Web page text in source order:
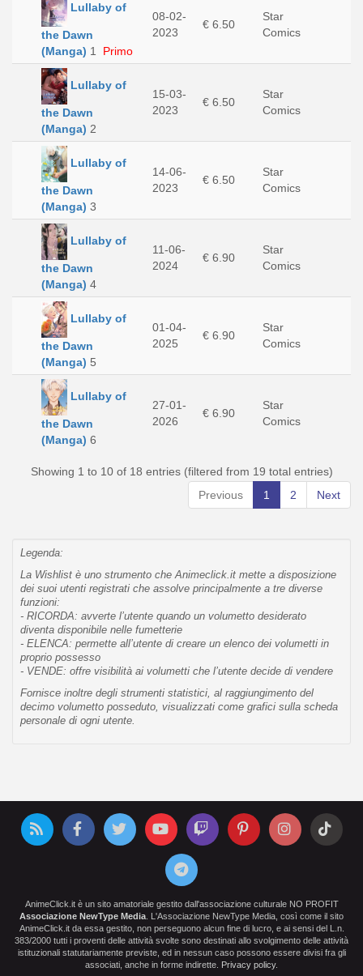
Lullaby of
the Dawn
(Manga) 1 Primo
08-02-
2023
€ 6.50
Star
Comics
Lullaby of
the Dawn
(Manga) 2
15-03-
2023
€ 6.50
Star
Comics
Lullaby of
the Dawn
(Manga) 3
14-06-
2023
€ 6.50
Star
Comics
Lullaby of
the Dawn
(Manga) 4
11-06-
2024
€ 6.90
Star
Comics
Lullaby of
the Dawn
(Manga) 5
01-04-
2025
€ 6.90
Star
Comics
Lullaby of
the Dawn
(Manga) 6
27-01-
2026
€ 6.90
Star
Comics
Showing 1 to 10 of 18 entries (filtered from 19 total entries)
Previous
1 2 Next
Legenda:
La Wishlist è uno strumento che Animeclick.it mette a disposizione
dei suoi utenti registrati che assolve principalmente a tre diverse
funzioni:
- RICORDA: avverte l’utente quando un volumetto desiderato
diventa disponibile nelle fumetterie
- ELENCA: permette all’utente di creare un elenco dei volumetti in
proprio possesso
- VENDE: offre visibilità ai volumetti che l’utente decide di vendere
Fornisce inoltre degli strumenti statistici, al raggiungimento del
decimo volumetto posseduto, visualizzati come grafici sulla scheda
personale di ogni utente.
AnimeClick.it è un sito amatoriale gestito dall'associazione culturale NO PROFIT
Associazione NewType Media . L'Associazione NewType Media, così come il sito
AnimeClick.it da essa gestito, non perseguono alcun fine di lucro, e ai sensi del L.n.
383/2000 tutti i proventi delle attività svolte sono destinati allo svolgimento delle attività
istituzionali statutariamente previste, ed in nessun caso possono essere divisi fra gli
associati, anche in forme indirette.
Privacy policy.